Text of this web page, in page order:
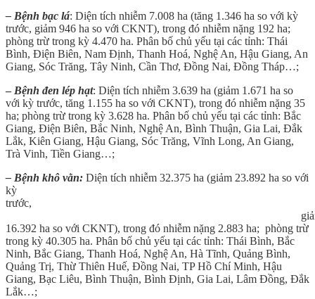
– Bệnh bạc lá: Diện tích nhiễm 7.008 ha (tăng 1.346 ha so với kỳ
trước, giảm 946 ha so với CKNT), trong đó nhiễm nặng 192 ha;
phòng trừ trong kỳ 4.470 ha. Phân bố chủ yếu tại các tỉnh: Thái
Bình, Điện Biên, Nam Định, Thanh Hoá, Nghệ An, Hậu Giang, An
Giang, Sóc Trăng, Tây Ninh, Cần Thơ, Đồng Nai, Đồng Tháp…;
– Bệnh đen lép hạt: Diện tích nhiễm 3.639 ha (giảm 1.671 ha so
với kỳ trước, tăng 1.155 ha so với CKNT), trong đó nhiễm nặng 35
ha; phòng trừ trong kỳ 3.628 ha. Phân bố chủ yếu tại các tỉnh: Bắc
Giang, Điện Biên, Bắc Ninh, Nghệ An, Bình Thuận, Gia Lai, Đắk
Lắk, Kiên Giang, Hậu Giang, Sóc Trăng, Vĩnh Long, An Giang,
Trà Vinh, Tiền Giang…;
– Bệnh khô vằn: Diện tích nhiễm 32.375 ha (giảm 23.892 ha so với
kỳ
16.392 ha so với CKNT), trong đó nhiễm nặng 2.883 ha; phòng trừ
trong kỳ 40.305 ha. Phân bố chủ yếu tại các tỉnh: Thái Bình, Bắc
Ninh, Bắc Giang, Thanh Hoá, Nghệ An, Hà Tĩnh, Quảng Bình,
Quảng Trị, Thừ Thiên Huế, Đồng Nai, TP Hồ Chí Minh, Hậu
Giang, Bạc Liêu, Bình Thuận, Bình Định, Gia Lai, Lâm Đồng, Đắk
Lắk…;